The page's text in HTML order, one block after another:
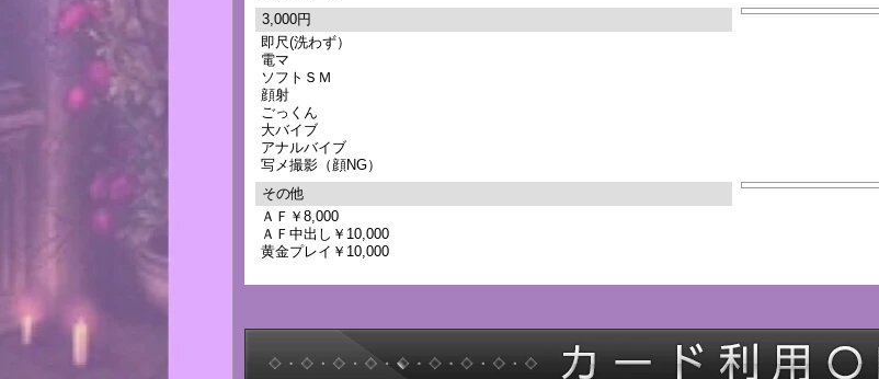
3,000円
即尺(洗わず）
電マ
ソフトＳＭ
顔射
ごっくん
大バイブ
アナルバイブ
写メ撮影（顔NG）
その他
ＡＦ￥8,000
ＡＦ中出し￥10,000
黄金プレイ￥10,000